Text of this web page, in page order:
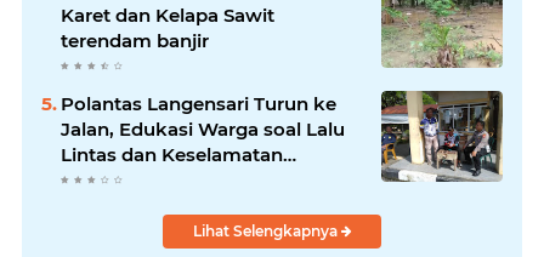
Karet dan Kelapa Sawit
terendam banjir
Polantas Langensari Turun ke
Jalan, Edukasi Warga soal Lalu
Lintas dan Keselamatan
Berkendara
Lihat Selengkapnya